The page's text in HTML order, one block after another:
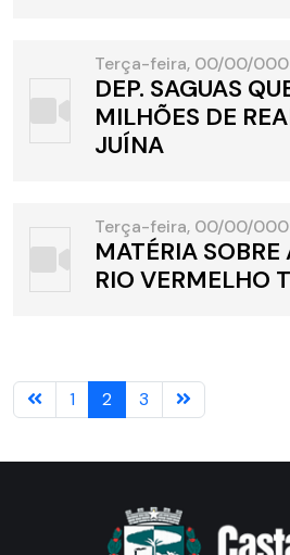
Terça-feira, 00/00/
DEP. SAGUAS
MILHÕES DE
JUÍNA
Terça-feira, 00/00/
MATÉRIA
RIO VERMELHO
1 2 3